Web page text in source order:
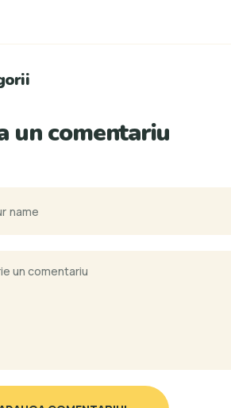
un comentariu